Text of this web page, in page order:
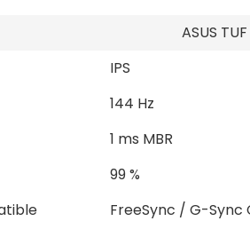
ASUS
IPS
144 Hz
1 ms MBR
99 %
FreeSync / G-